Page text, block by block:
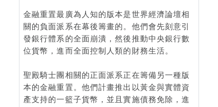
金融重置最廣為人知的版本是世界經濟論壇相
關的負面派系在幕後籌畫的。他們會先刻意引
發銀行體系的全面崩潰，然後推動中央銀行數
位貨幣，進而全面控制人類的財務生活。
聖殿騎士團相關的正面派系正在籌備另一種版
本的金融重置。他們計畫推出以黃金與實體資
產支持的一籃子貨幣，並且實施債務免除，進